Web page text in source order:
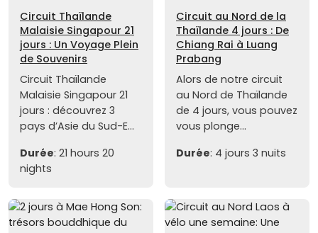
Circuit Thaïlande
Malaisie Singapour 21
jours : Un Voyage Plein
de Souvenirs
Circuit Thaïlande
Malaisie Singapour 21
jours : découvrez 3
pays d’Asie du Sud-E...
Durée: 21 hours 20
nights
Circuit au Nord de la
Thaïlande 4 jours : De
Chiang Rai à Luang
Prabang
Alors de notre circuit
au Nord de Thaïlande
de 4 jours, vous pouvez
vous plonge...
Durée: 4 jours 3 nuits